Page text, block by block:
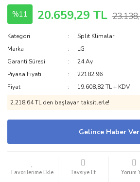
%11 20.659,29 TL
Kategori
Split Klimalar
Marka
LG
Garanti Süresi
24 Ay
Piyasa Fiyatı
22182.96
Fiyat
19.608,82 TL + KDV
2.218,64 TL den başlayan taksitlerle!
Gelince Haber Ver
Tavsiye Et Yorum